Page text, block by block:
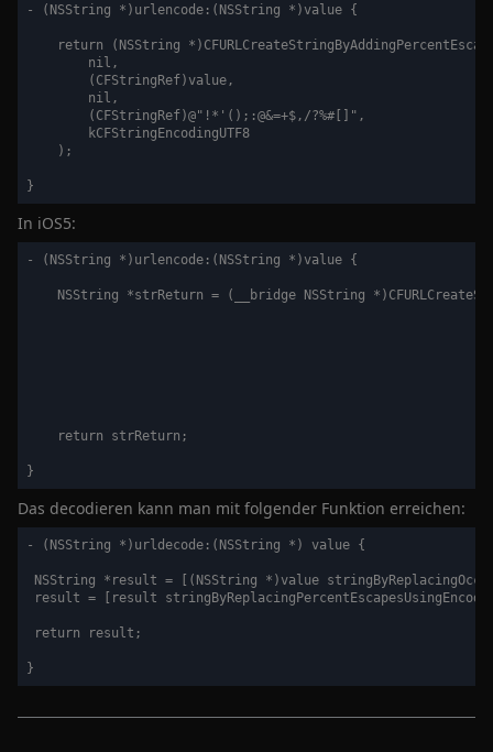
- (NSString *)urlencode:(NSString *)value {
return (NSString
        nil,
        (CFStringRef)value,
        nil,
        (CFStringRef)@"!*'();:@&=+$,/?%#[]",
        kCFStringEncodingUTF8
    );
In iOS5:
- (NSString *)urlencode:(NSString *)value {
NSString *strReturn = (__bridge NSString
    return strReturn;
Das decodieren kann man mit folgender Funktion erreichen:
- (NSString *)urldecode:(NSString *) value {
NSString *result = [(NSString *)value
result = [result
return result;